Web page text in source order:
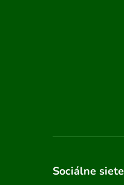
Sociálne siete